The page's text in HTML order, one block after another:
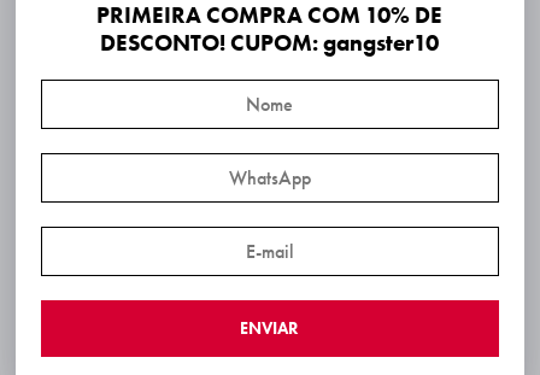
5% DE DESCONTO NO PIX
Frete grátis Sul e Sudeste acima de R$ 249,00
Frete grátis Brasil acima de R$ 299,00
10% OFF na Primeira Compra Cupom: Gangster10
PRIMEIRA COMPRA COM 10% DE
DESCONTO! CUPOM: gangster10
ENVIAR